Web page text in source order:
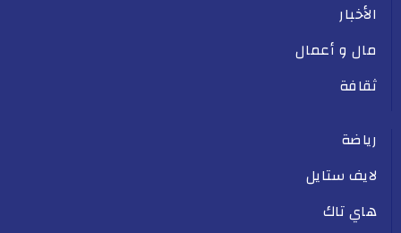
الأخبار
مال و أعمال
ثقافة
رياضة
لايف ستايل
هاي تاك